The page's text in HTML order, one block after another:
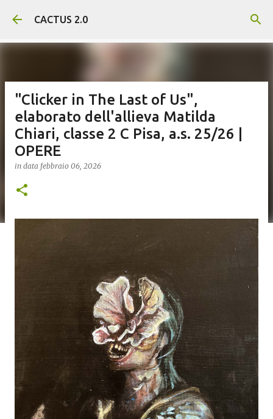
Passa ai contenuti principali
CACTUS 2.0
"Clicker in The Last of Us",
elaborato dell'allieva Matilda
Chiari, classe 2 C Pisa, a.s. 25/26 |
OPERE
in data febbraio 06, 2026